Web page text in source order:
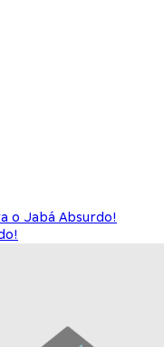
o Jabá Absurdo!